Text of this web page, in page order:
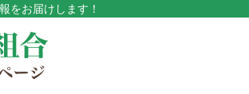
をお届けします！